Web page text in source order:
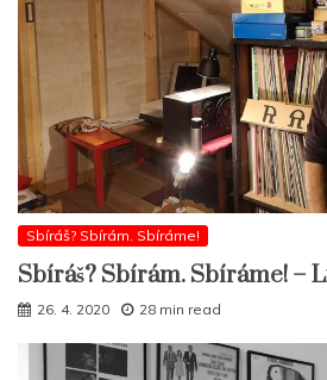
Sbíráš? Sbírám. Sbíráme!
Sbíráš? Sbírám. Sbíráme! –
26. 4. 2020 28 min read